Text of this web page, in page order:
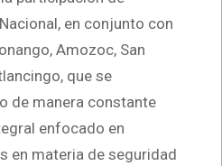
en conjunto con
Amozoc, San
que se
de manera constante
enfocado en
en materia de seguridad